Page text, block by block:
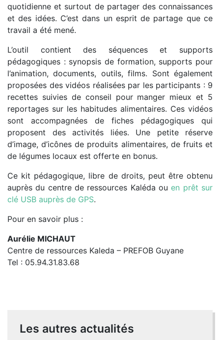
quotidienne et surtout de partager des connaissances
et des idées. C’est dans un esprit de partage que ce
travail a été mené.
L’outil contient des séquences et supports
pédagogiques : synopsis de formation, supports pour
l’animation, documents, outils, films. Sont également
proposées des vidéos réalisées par les participants : 9
recettes suivies de conseil pour manger mieux et 5
reportages sur les habitudes alimentaires. Ces vidéos
sont accompagnées de fiches pédagogiques qui
proposent des activités liées. Une petite réserve
d’image, d’icônes de produits alimentaires, de fruits et
de légumes locaux est offerte en bonus.
Ce kit pédagogique, libre de droits, peut être obtenu
auprès du centre de ressources Kaléda ouen prêt sur
clé USB auprès de GPS.
Pour en savoir plus :
Aurélie MICHAUT
Centre de ressources Kaleda – PREFOB Guyane
Tel : 05.94.31.83.68
Les autres actualités